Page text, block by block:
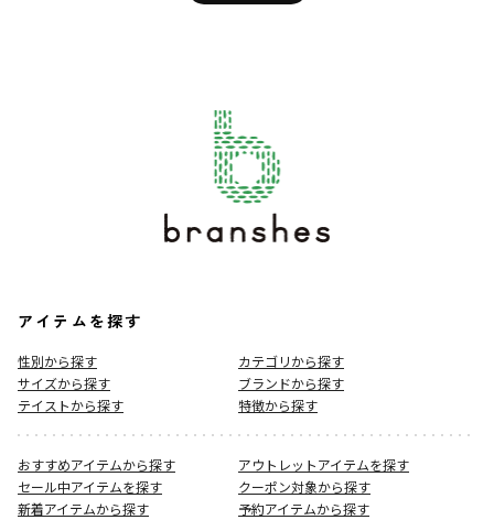
アイテムを探す
性別から探す
カテゴリから探す
サイズから探す
ブランドから探す
テイストから探す
特徴から探す
おすすめアイテムから探す
アウトレットアイテムを探す
セール中アイテムを探す
クーポン対象から探す
新着アイテムから探す
予約アイテムから探す